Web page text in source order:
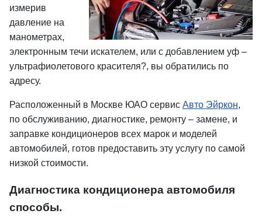
измерив
давление на
манометрах,
электронным течи искателем, или с добавлением уф –
ультрафиолетового красителя?, вы обратились по
адресу.
Расположенный в Москве ЮАО сервис Авто Эйркон,
по обслуживанию, диагностике, ремонту – замене, и
заправке кондиционеров всех марок и моделей
автомобилей, готов предоставить эту услугу по самой
низкой стоимости.
Диагностика кондиционера автомобиля
способы.